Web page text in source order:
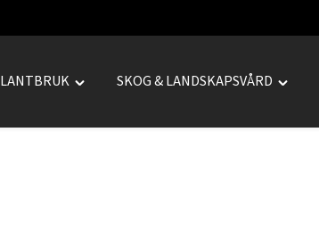
LANTBRUK
Toggle
SKOG & LANDSKAPSVÅRD
Toggle